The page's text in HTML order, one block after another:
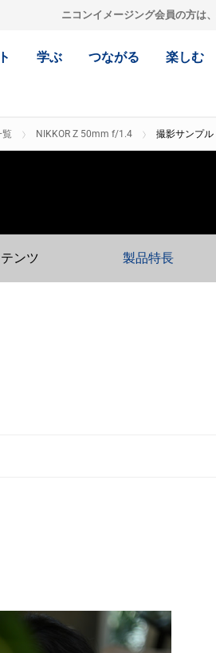
ニコンイメージング会員の方は、
学ぶ つながる 楽しむ
覧 NIKKOR Z 50mm f/1.4 撮影サンプル
ンツ 製品特長